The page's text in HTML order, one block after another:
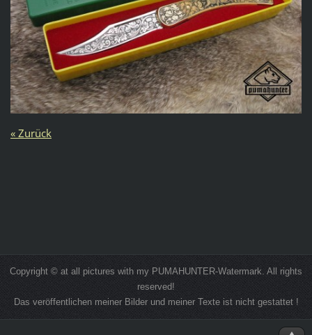
« Zurück
Copyright © at all pictures with my PUMAHUNTER-Watermark. All rights
reserved!
Das veröffentlichen meiner Bilder und meiner Texte ist nicht gestattet !